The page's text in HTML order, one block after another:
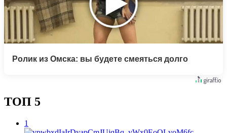
Ролик из Омска: вы будете смеяться долго
ТОП 5
1